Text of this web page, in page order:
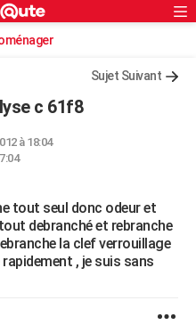
Sujet Suivant
c 61f8
à 18:04
tout seul donc odeur et
debranché et rebranche
la clef verrouillage
, je suis sans